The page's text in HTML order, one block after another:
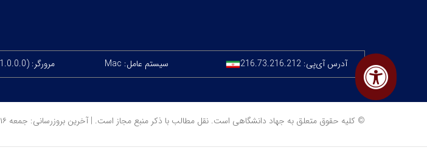
آدرس آی‌پی: 216.73.216.212 سیستم عامل: Mac مرورگر: Google Chrome (131.0.0.0)
© کلیه حقوق متعلق به جهاد دانشگاهی است. نقل مطالب با ذکر منبع مجاز است. | آخرین بروزرسانی: جمعه ۱۶ مرداد ۱۴۰۵